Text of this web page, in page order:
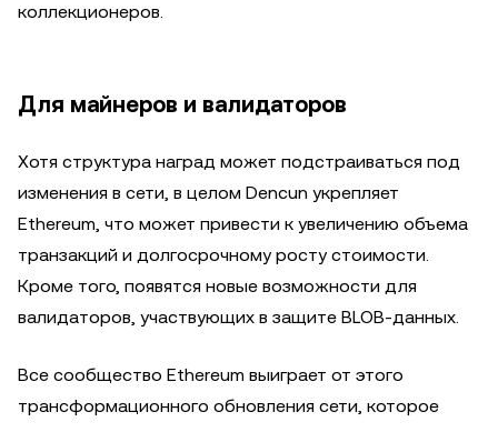
коллекционеров.
Для майнеров и валидаторов
Хотя структура наград может подстраиваться под
изменения в сети, в целом Dencun укрепляет
Ethereum, что может привести к увеличению объема
транзакций и долгосрочному росту стоимости.
Кроме того, появятся новые возможности для
валидаторов, участвующих в защите BLOB-данных.
Все сообщество Ethereum выиграет от этого
трансформационного обновления сети, которое